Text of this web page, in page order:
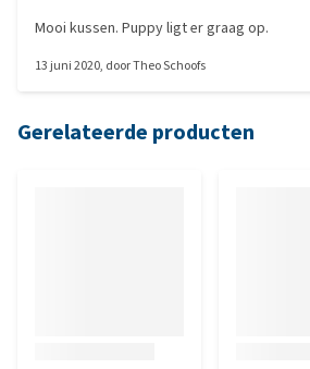
Mooi kussen. Puppy ligt er graag op.
13 juni 2020, doorTheo Schoofs
Gerelateerde producten